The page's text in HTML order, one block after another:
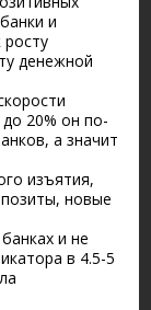
и
росту
денежной
20% он по-
а значит
изъятия,
новые
и не
в 4.5-5